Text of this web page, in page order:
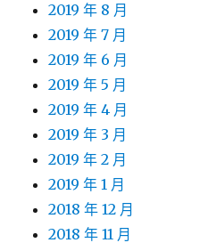
2019 年 8 月
2019 年 7 月
2019 年 6 月
2019 年 5 月
2019 年 4 月
2019 年 3 月
2019 年 2 月
2019 年 1 月
2018 年 12 月
2018 年 11 月